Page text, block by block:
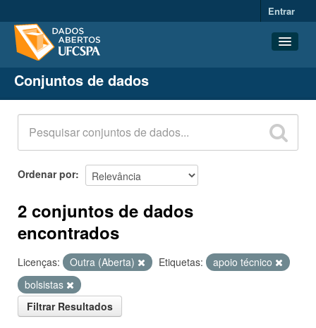
Entrar
Conjuntos de dados
Organizações
Grupos
Sobre
Conjuntos de dados
Ordenar por
2 conjuntos de dados
encontrados
Licenças: Outra (Aberta) Etiquetas:
apoio técnico
bolsistas
Filtrar Resultados